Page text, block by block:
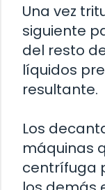
Una vez
siguiente
del resto
líquidos
resultante.
Los
máquinas
centrífuga